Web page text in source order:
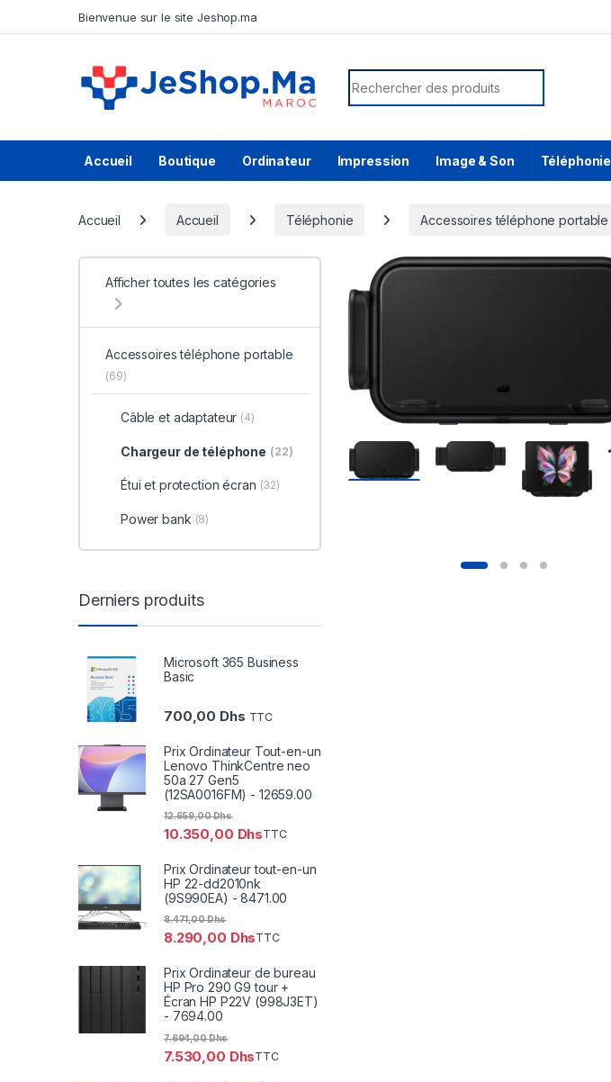
Bienvenue sur le site Jeshop.ma
Search for:
Accueil Boutique Ordinateur Impression Image & Son Téléphonie
Accueil Accueil Téléphonie Accessoires téléphone portable
Afficher toutes les catégories
Accessoires téléphone portable
(69)
Câble et adaptateur (4)
Chargeur de téléphone (22)
Étui et protection écran (32)
Power bank (8)
Derniers produits
Microsoft 365 Business
Basic
700,00 Dhs TTC
Prix Ordinateur Tout-en-un
Lenovo ThinkCentre neo
50a 27 Gen5
(12SA0016FM) - 12659.00
10.350,00 Dhs
12.659,00Dhs
TTC
Prix Ordinateur tout-en-un
HP 22-dd2010nk
(9S990EA) - 8471.00
8.290,00 Dhs
8.471,00Dhs
TTC
Prix Ordinateur de bureau
HP Pro 290 G9 tour +
Écran HP P22V (998J3ET)
- 7694.00
7.530,00 Dhs
7.694,00Dhs
TTC